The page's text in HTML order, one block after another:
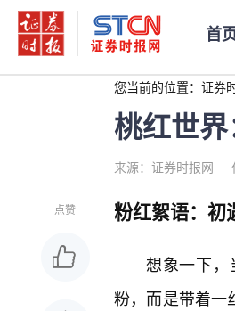
首
您当前的位置： 证券
桃红世
来源：证券时报网
点赞 粉红絮语：初
想象一下
粉，而是带着一